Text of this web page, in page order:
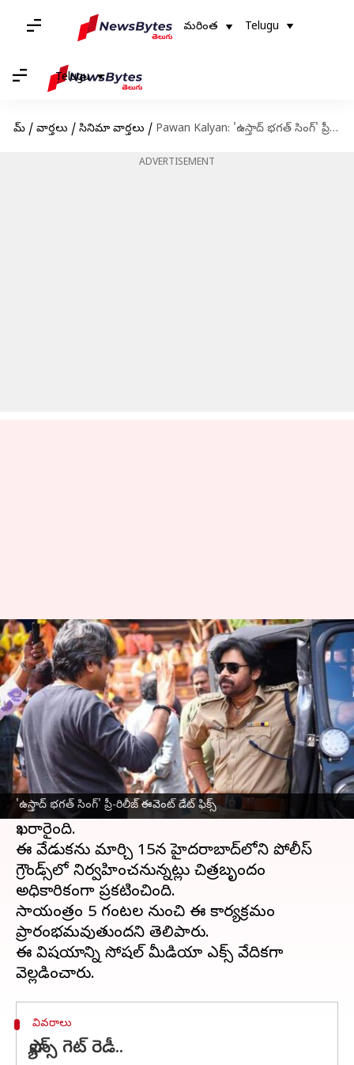
మరింత Telugu
Telugu
హోమ్ / వార్తలు / సినిమా వార్తలు / Pawan Kalyan: 'ఉస్తాద్ భగత్ సింగ్' ప్రీ-రిలీజ్ ఈవెంట్‌ డేట్ ఫిక్స్
ADVERTISEMENT
'ఉస్తాద్ భగత్ సింగ్' ప్రీ-రిలీజ్ ఈవెంట్‌ డేట్ ఫిక్స్
Pawan Kalyan: 'ఉస్తాద్ భగత్ సింగ్'
ప్రీ-రిలీజ్ ఈవెంట్‌ డేట్ ఫిక్స్
వ్రాసిన వారు Moogati Shabari Mar 14, 2026 04:56 pm
ఈ వార్తాకథనం ఏంటి
పవన్ కళ్యాణ్అభిమానులకు గుడ్ న్యూస్. దర్శకుడు
హరీష్ శంకర్తెరకెక్కిస్తున్న యాక్షన్ ఎంటర్‌టైనర్
'ఉస్తాద్ భగత్ సింగ్' సినిమా ప్రీ-రిలీజ్ ఈవెంట్‌కు తేదీ
ఖరారైంది.
ఈ వేడుకను మార్చి 15న హైదరాబాద్‌లోని పోలీస్
గ్రౌండ్స్‌లో నిర్వహించనున్నట్లు చిత్రబృందం
అధికారికంగా ప్రకటించింది.
సాయంత్రం 5 గంటల నుంచి ఈ కార్యక్రమం
ప్రారంభమవుతుందని తెలిపారు.
ఈ విషయాన్ని సోషల్ మీడియా ఎక్స్ వేదికగా
వివరాలు
ఫ్యాన్స్ గెట్ రెడీ..